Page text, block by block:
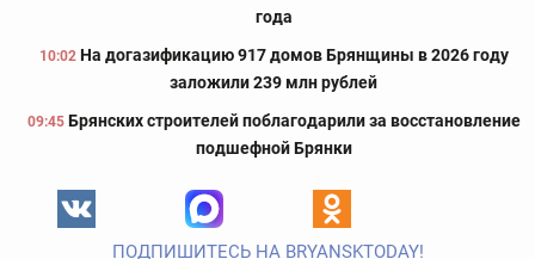
года
10:02 На догазификацию 917 домов Брянщины в 2026 году
заложили 239 млн рублей
09:45 Брянских строителей поблагодарили за восстановление
подшефной Брянки
ПОДПИШИТЕСЬ НА BRYANSKTODAY!